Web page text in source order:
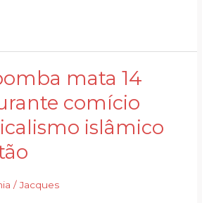
mata 14
comício
islâmico
/Jacques